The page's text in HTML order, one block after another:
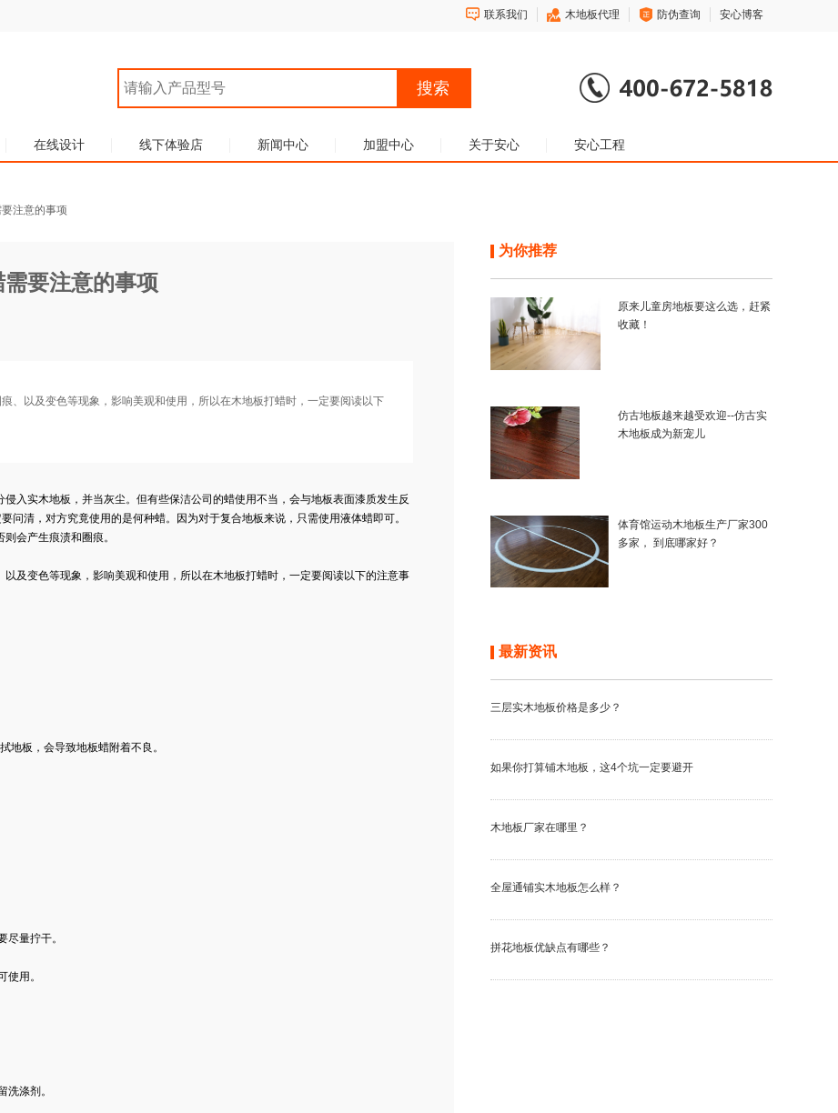
联系我们 木地板代理 防伪查询 安心博客
在线设计 线下体验店 新闻中心 加盟中心 关于安心 安心工程
注意的事项
要注意的事项
、以及变色等现象，影响美观和使用，所以在木地板打蜡时，一定要阅读以下
入实木地板，并当灰尘。但有些保洁公司的蜡使用不当，会与地板表面漆质发生反
问清，对方究竟使用的是何种蜡。因为对于复合地板来说，只需使用液体蜡即可。
会产生痕渍和圈痕。
及变色等现象，影响美观和使用，所以在木地板打蜡时，一定要阅读以下的注意事
板，会导致地板蜡附着不良。
量拧干。
用。
涤剂。
为你推荐
原来儿童房地板要这么选，赶紧
收藏！
仿古地板越来越受欢迎--仿古实
木地板成为新宠儿
体育馆运动木地板生产厂家300
多家， 到底哪家好？
最新资讯
三层实木地板价格是多少？
如果你打算铺木地板，这4个坑一定要避开
木地板厂家在哪里？
全屋通铺实木地板怎么样？
拼花地板优缺点有哪些？